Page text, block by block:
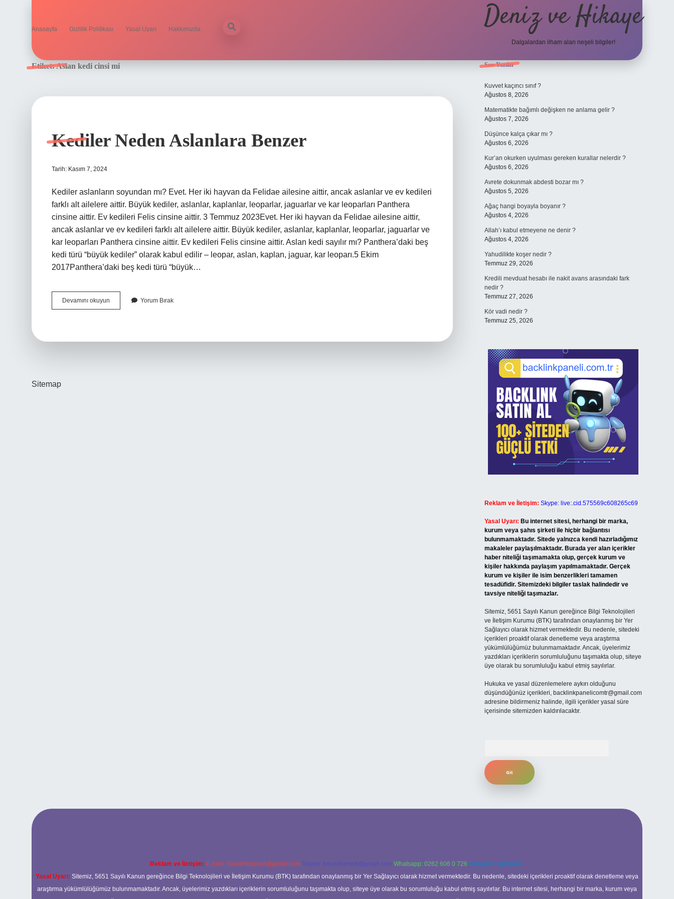
Anasayfa Gizlilik Politikası Yasal Uyarı Hakkımızda Deniz ve Hikaye
Dalgalardan ilham alan neşeli bilgiler!
Etiket:Aslan kedi cinsi mi
Kediler Neden Aslanlara Benzer
Tarih: Kasım 7, 2024
Kediler aslanların soyundan mı? Evet. Her iki hayvan da Felidae ailesine aittir, ancak aslanlar ve ev kedileri
farklı alt ailelere aittir. Büyük kediler, aslanlar, kaplanlar, leoparlar, jaguarlar ve kar leoparları Panthera
cinsine aittir. Ev kedileri Felis cinsine aittir. 3 Temmuz 2023Evet. Her iki hayvan da Felidae ailesine aittir,
ancak aslanlar ve ev kedileri farklı alt ailelere aittir. Büyük kediler, aslanlar, kaplanlar, leoparlar, jaguarlar ve
kar leoparları Panthera cinsine aittir. Ev kedileri Felis cinsine aittir. Aslan kedi sayılır mı? Panthera’daki beş
kedi türü “büyük kediler” olarak kabul edilir – leopar, aslan, kaplan, jaguar, kar leoparı.5 Ekim
2017Panthera’daki beş kedi türü “büyük…
Devamını okuyun
Neden
Yorum Bırak
Sitemap
Sidebar
Son Yazılar
Kuvvet kaçıncı sınıf ?
Ağustos 8, 2026
Matematikte bağımlı değişken ne anlama gelir ?
Ağustos 7, 2026
Düşünce kalça çıkar mı ?
Ağustos 6, 2026
Kur’an okurken uyulması gereken kurallar nelerdir ?
Ağustos 6, 2026
Avrete dokunmak abdesti bozar mı ?
Ağustos 5, 2026
Ağaç hangi boyayla boyanır ?
Ağustos 4, 2026
Allah’ı kabul etmeyene ne denir ?
Ağustos 4, 2026
Yahudilikte koşer nedir ?
Temmuz 29, 2026
Kredili mevduat hesabı ile nakit avans arasındaki fark
nedir ?
Temmuz 27, 2026
Kör vadi nedir ?
Temmuz 25, 2026
Reklam ve İletişim: Skype: live:.cid.575569c608265c69
Yasal Uyarı: Bu internet sitesi, herhangi bir marka,
kurum veya şahıs şirketi ile hiçbir bağlantısı
bulunmamaktadır. Sitede yalnızca kendi hazırladığımız
makaleler paylaşılmaktadır. Burada yer alan içerikler
haber niteliği taşımamakta olup, gerçek kurum ve
kişiler hakkında paylaşım yapılmamaktadır. Gerçek
kurum ve kişiler ile isim benzerlikleri tamamen
tesadüfidir. Sitemizdeki bilgiler taslak halindedir ve
tavsiye niteliği taşımazlar.
Sitemiz, 5651 Sayılı Kanun gereğince Bilgi Teknolojileri
ve İletişim Kurumu (BTK) tarafından onaylanmış bir Yer
Sağlayıcı olarak hizmet vermektedir. Bu nedenle, sitedeki
içerikleri proaktif olarak denetleme veya araştırma
yükümlülüğümüz bulunmamaktadır. Ancak, üyelerimiz
yazdıkları içeriklerin sorumluluğunu taşımakta olup, siteye
üye olarak bu sorumluluğu kabul etmiş sayılırlar.
Hukuka ve yasal düzenlemelere aykırı olduğunu
düşündüğünüz içerikleri, backlinkpanelicomtr@gmail.com
adresine bildirmeniz halinde, ilgili içerikler yasal süre
içerisinde sitemizden kaldırılacaktır.
Reklam ve İletişim: E-mail: backlinkpaneli@gmail.com Teams: forumhizmeti@gmail.com Whatsapp: 0262 606 0 726 Telegram: @karabul
Yasal Uyarı: Sitemiz, 5651 Sayılı Kanun gereğince Bilgi Teknolojileri ve İletişim Kurumu (BTK) tarafından onaylanmış bir Yer Sağlayıcı olarak hizmet vermektedir. Bu nedenle, sitedeki içerikleri proaktif olarak denetleme veya
araştırma yükümlülüğümüz bulunmamaktadır. Ancak, üyelerimiz yazdıkları içeriklerin sorumluluğunu taşımakta olup, siteye üye olarak bu sorumluluğu kabul etmiş sayılırlar. Bu internet sitesi, herhangi bir marka, kurum veya